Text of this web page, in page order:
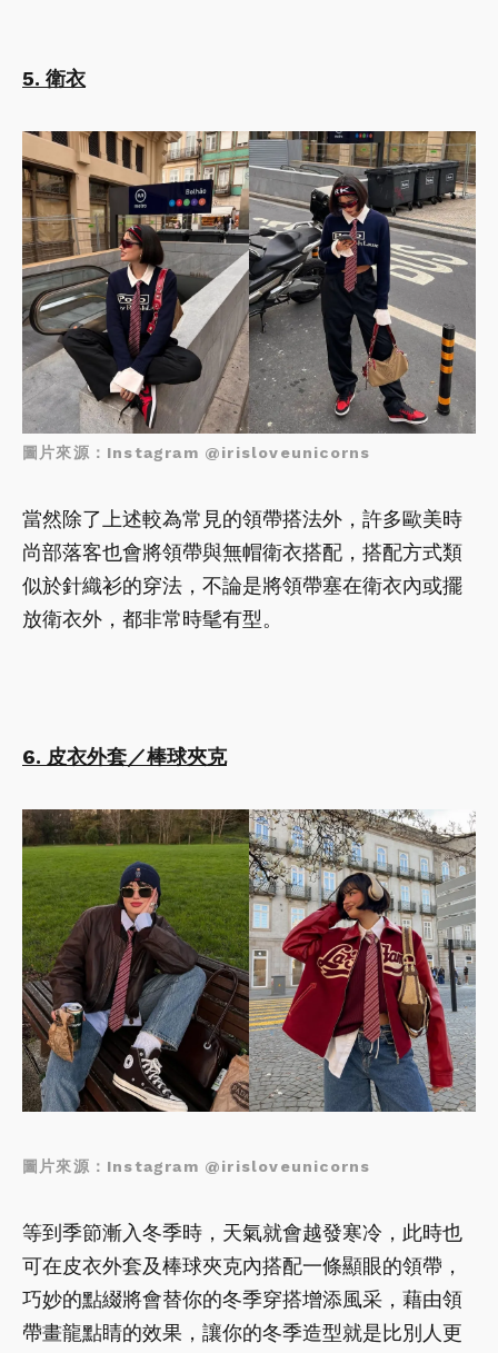
5. 衛衣
圖片來源：Instagram @irisloveunicorns
當然除了上述較為常見的領帶搭法外，許多歐美時
尚部落客也會將領帶與無帽衛衣搭配，搭配方式類
似於針織衫的穿法，不論是將領帶塞在衛衣內或擺
放衛衣外，都非常時髦有型。
6. 皮衣外套／棒球夾克
圖片來源：Instagram @irisloveunicorns
等到季節漸入冬季時，天氣就會越發寒冷，此時也
可在皮衣外套及棒球夾克內搭配一條顯眼的領帶，
巧妙的點綴將會替你的冬季穿搭增添風采，藉由領
帶畫龍點睛的效果，讓你的冬季造型就是比別人更